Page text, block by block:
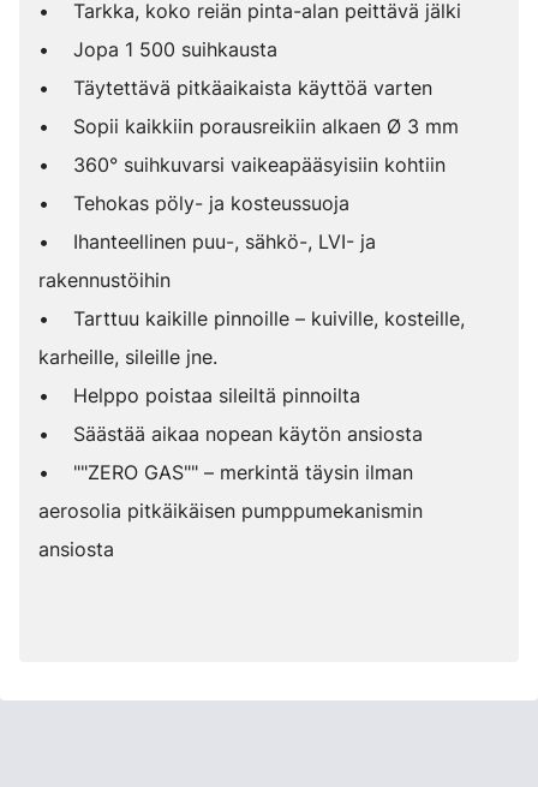
• Tarkka, koko reiän pinta-alan peittävä jälki
• Jopa 1 500 suihkausta
• Täytettävä pitkäaikaista käyttöä varten
• Sopii kaikkiin porausreikiin alkaen Ø 3 mm
• 360° suihkuvarsi vaikeapääsyisiin kohtiin
• Tehokas pöly- ja kosteussuoja
• Ihanteellinen puu-, sähkö-, LVI- ja
rakennustöihin
• Tarttuu kaikille pinnoille – kuiville, kosteille,
karheille, sileille jne.
• Helppo poistaa sileiltä pinnoilta
• Säästää aikaa nopean käytön ansiosta
• ""ZERO GAS"" – merkintä täysin ilman
aerosolia pitkäikäisen pumppumekanismin
ansiosta